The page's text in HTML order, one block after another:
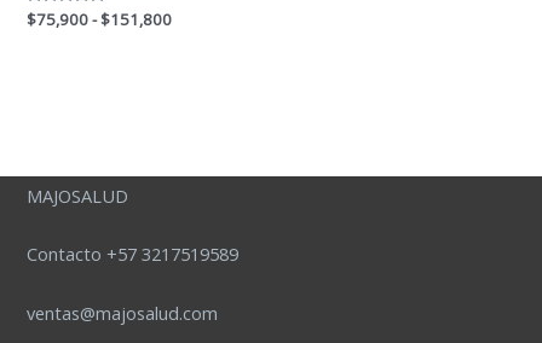
Valorado
con
$75,900-$151,800
MAJOSALUD
Contacto +57 3217519589
ventas@majosalud.com